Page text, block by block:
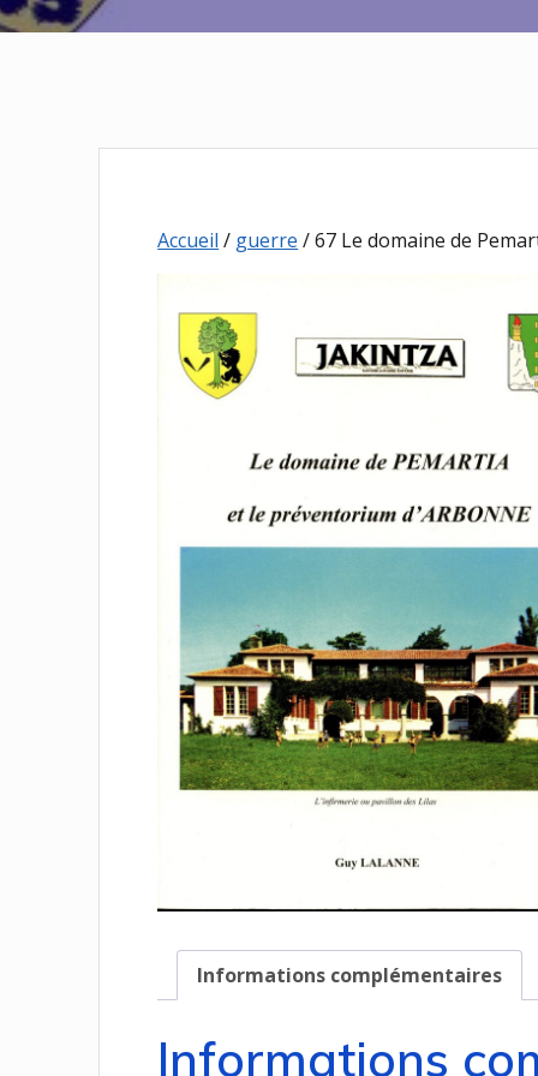
Accueil / guerre / 67 Le domaine de
Informations complémentaires
Informations